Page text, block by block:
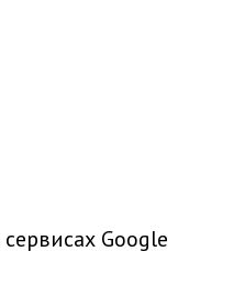
сервисах Google